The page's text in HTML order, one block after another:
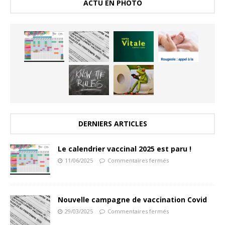
ACTU EN PHOTO
DERNIERS ARTICLES
Le calendrier vaccinal 2025 est paru !
11/06/2025 Commentaires fermés
Nouvelle campagne de vaccination Covid
29/03/2025 Commentaires fermés